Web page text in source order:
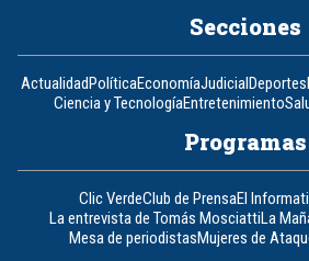
Secciones
ActualidadPolíticaEconomíaJudicialDeportes
Ciencia y TecnologíaEntretenimiento
Programas
Clic VerdeClub de PrensaEl
La entrevista de Tomás MosciattiLa
Mesa de periodistasMujeres de